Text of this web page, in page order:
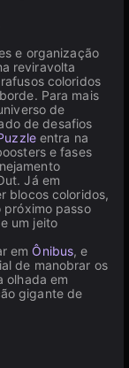
e organização
reviravolta
coloridos
Para mais
de
de desafios
entra na
e fases
Já em
blocos coloridos,
passo
um jeito
em Ônibus, e
de manobrar os
olhada em
gigante de